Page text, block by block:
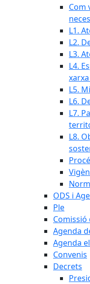
Com
L1.
L2.
L3.
L4.
L5.
L6.
L7.
L8.
ODS i
Ple
Comissió
Agenda
Agenda
Convenis
Decrets